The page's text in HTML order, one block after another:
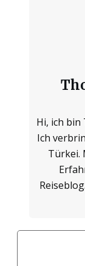
Hi, ich bin
Ich
Türkei.